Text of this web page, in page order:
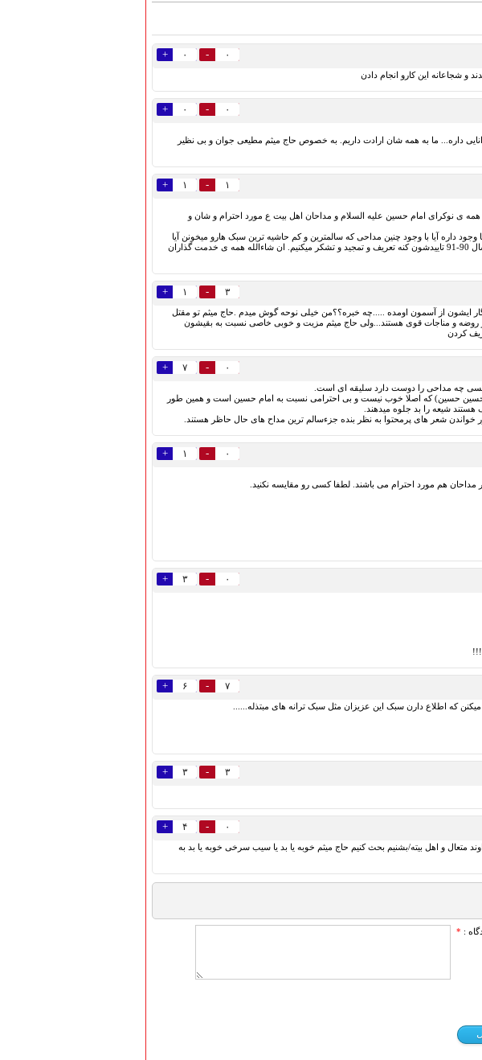
۰ + ۰ -
و شجاعانه این کارو انجام دادن
۰ + ۰ -
داره... ما به همه شان ارادت داریم. به خصوص حاج میثم مطیعی جوان و بی نظیر
۱ + ۱ -
ی نوکرای امام حسین علیه السلام و مداحان اهل بیت ع مورد احترام و شان و
داره آیا با وجود چنین مداحی که سالمترین و کم حاشیه ترین سبک هارو میخونن آیا
جا ی تشکر و قدر دانی نداره؟؟ در ضمن ما از کسی که در خط رهبری باشه و رهبر آشکارا در سال 90-91 تاییدشون کنه تعریف و تمجید و تشکر میکنیم. ان شاءالله همه ی خدمت گذاران
۱ + ۳ -
ایشون از آسمون اومده .....چه خبره؟؟من خیلی نوحه گوش میدم .حاج میثم تو مقتل
و مناجات قوی هستند...ولی حاج میثم مزیت و خوبی خاصی نسبت به بقیشون
کردن
۷ + ۰ -
چه مداحی را دوست دارد سلیقه ای است.
حسین حسین) که اصلا خوب نیست و بی احترامی نسبت به امام حسین است و همین طور
شیعه را بد جلوه میدهند.
شعر های پرمحتوا به نظر بنده جزءسالم ترین مداح های حال حاظر هستند.
۱ + ۰ -
مداحان هم مورد احترام می باشند. لطفا کسی رو مقایسه نکنید.
۳ + ۰ -
۶ + ۷ -
که اطلاع دارن سبک این عزیزان مثل سبک ترانه های مبتذله......
۳ + ۳ -
۴ + ۰ -
و اهل بیته/بشنیم بحث کنیم حاج میثم خوبه یا بد یا سیب سرخی خوبه یا بد به
:
*